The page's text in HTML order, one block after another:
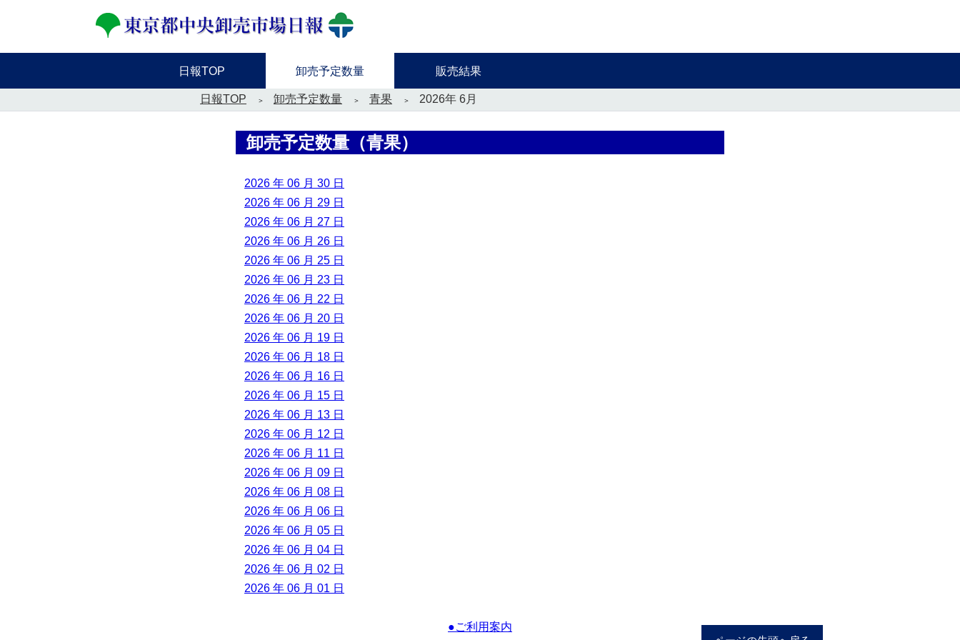
日報TOP 卸売予定数量 販売結果
日報TOP 卸売予定数量 青果 2026年 6月
卸売予定数量（青果）
2026 年 06 月 30 日
2026 年 06 月 29 日
2026 年 06 月 27 日
2026 年 06 月 26 日
2026 年 06 月 25 日
2026 年 06 月 23 日
2026 年 06 月 22 日
2026 年 06 月 20 日
2026 年 06 月 19 日
2026 年 06 月 18 日
2026 年 06 月 16 日
2026 年 06 月 15 日
2026 年 06 月 13 日
2026 年 06 月 12 日
2026 年 06 月 11 日
2026 年 06 月 09 日
2026 年 06 月 08 日
2026 年 06 月 06 日
2026 年 06 月 05 日
2026 年 06 月 04 日
2026 年 06 月 02 日
2026 年 06 月 01 日
●ご利用案内